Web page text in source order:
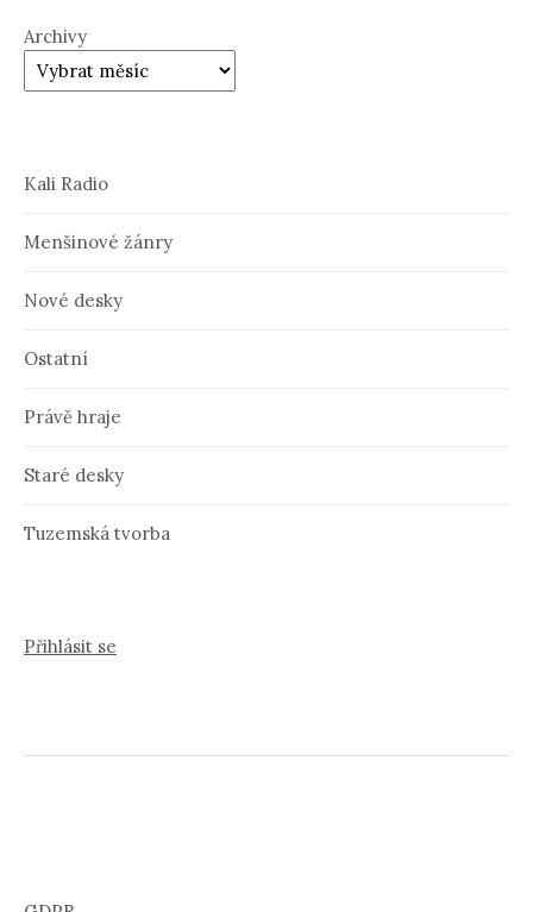
Archivy
Kali Radio
Menšinové žánry
Nové desky
Ostatní
Právě hraje
Staré desky
Tuzemská tvorba
Přihlásit se